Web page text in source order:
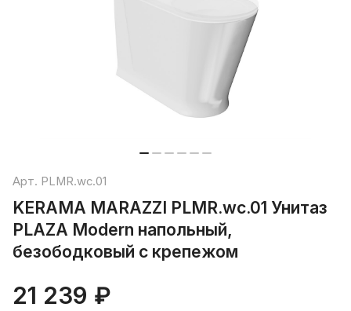
Арт. PLMR.wc.01
KERAMA MARAZZI PLMR.wc.01 Унитаз
PLAZA Modern напольный,
безободковый с крепежом
21 239 ₽